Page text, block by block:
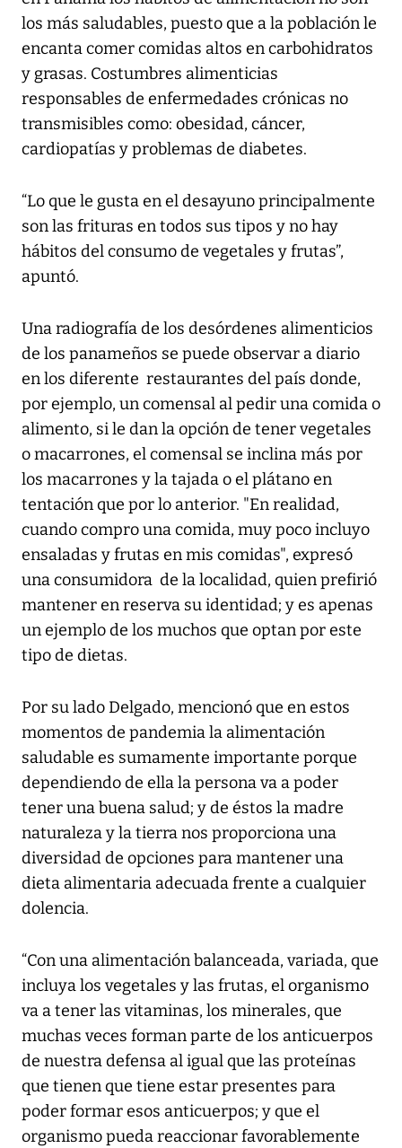
los más saludables, puesto que a la población le
encanta comer comidas altos en carbohidratos
y grasas. Costumbres alimenticias
responsables de enfermedades crónicas no
transmisibles como: obesidad, cáncer,
cardiopatías y problemas de diabetes.
“Lo que le gusta en el desayuno principalmente
son las frituras en todos sus tipos y no hay
hábitos del consumo de vegetales y frutas”,
apuntó.
Una radiografía de los desórdenes alimenticios
de los panameños se puede observar a diario
en los diferente restaurantes del país donde,
por ejemplo, un comensal al pedir una comida o
alimento, si le dan la opción de tener vegetales
o macarrones, el comensal se inclina más por
los macarrones y la tajada o el plátano en
tentación que por lo anterior. "En realidad,
cuando compro una comida, muy poco incluyo
ensaladas y frutas en mis comidas", expresó
una consumidora de la localidad, quien prefirió
mantener en reserva su identidad; y es apenas
un ejemplo de los muchos que optan por este
tipo de dietas.
Por su lado Delgado, mencionó que en estos
momentos de pandemia la alimentación
saludable es sumamente importante porque
dependiendo de ella la persona va a poder
tener una buena salud; y de éstos la madre
naturaleza y la tierra nos proporciona una
diversidad de opciones para mantener una
dieta alimentaria adecuada frente a cualquier
dolencia.
“Con una alimentación balanceada, variada, que
incluya los vegetales y las frutas, el organismo
va a tener las vitaminas, los minerales, que
muchas veces forman parte de los anticuerpos
de nuestra defensa al igual que las proteínas
que tienen que tiene estar presentes para
poder formar esos anticuerpos; y que el
organismo pueda reaccionar favorablemente